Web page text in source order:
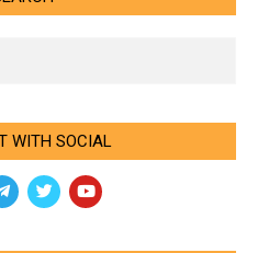
WITH SOCIAL